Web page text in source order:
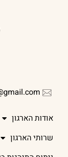
אודות הארגון
שרותי הארגון